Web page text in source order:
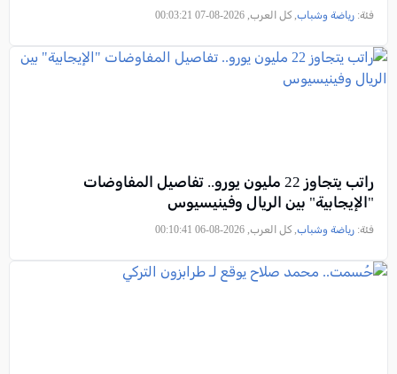
فئة: رياضة وشباب, كل العرب, 2026-08-07 00:03:21
راتب يتجاوز 22 مليون يورو.. تفاصيل المفاوضات
"الإيجابية" بين الريال وفينيسيوس
فئة: رياضة وشباب, كل العرب, 2026-08-06 00:10:41